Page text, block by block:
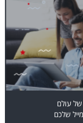
של עולם
שלכם